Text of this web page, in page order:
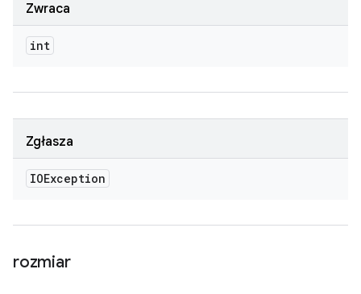
Zwraca
int
Zgłasza
IOException
rozmiar